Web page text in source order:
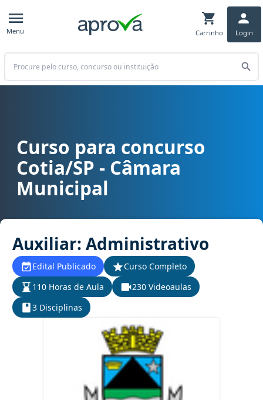
Menu Carrinho Login
Buscar
Curso para concurso Cotia/SP - Câmara Municipal cargo Auxiliar:
Curso para concurso
Cotia/SP - Câmara
Municipal
Auxiliar: Administrativo
Edital Publicado
Curso Completo
110 Horas de Aula
230 Videoaulas
3 Disciplinas